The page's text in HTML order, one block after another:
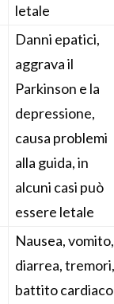
letale
Danni epatici,
aggrava il
Parkinson e la
depressione,
causa problemi
alla guida, in
alcuni casi può
essere letale
Nausea, vomito,
diarrea, tremori,
battito cardiaco